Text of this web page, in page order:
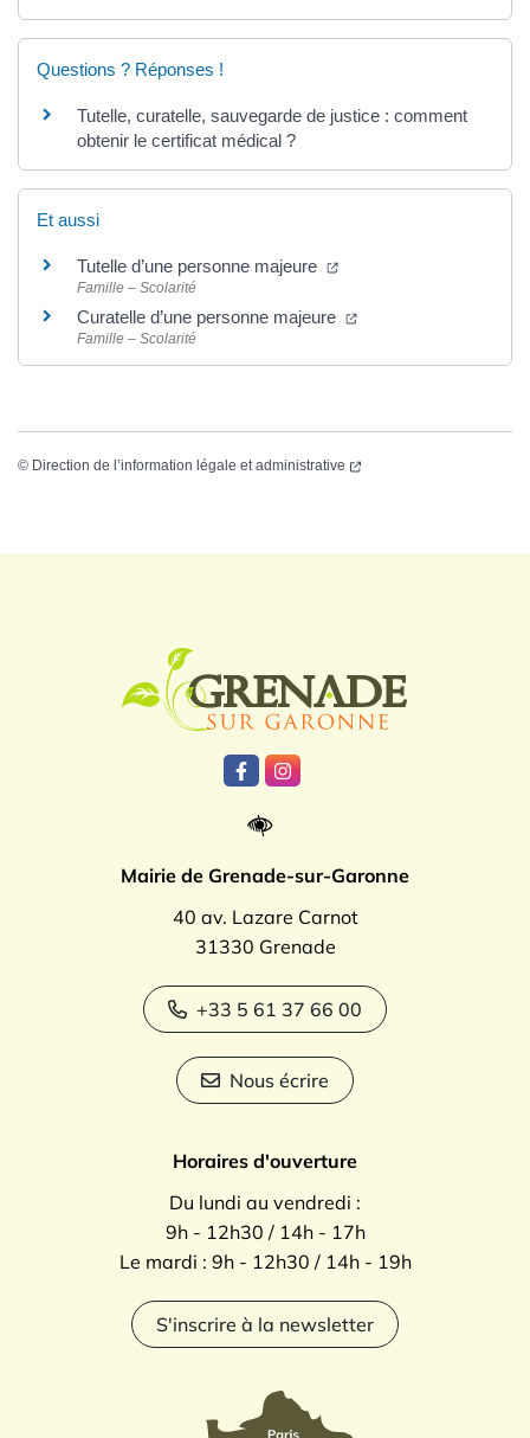
Questions ? Réponses !
Tutelle, curatelle, sauvegarde de justice : comment
obtenir le certificat médical ?
Et aussi
Tutelle d’une personne majeure
Famille – Scolarité
Curatelle d’une personne majeure
Famille – Scolarité
© Direction de l’information légale et administrative
Lien vers le compte Facebook
Lien vers le compte
Mairie de Grenade-sur-Garonne
40 av. Lazare Carnot
31330 Grenade
+33 5 61 37 66 00
Nous écrire
Horaires d'ouverture
Du lundi au vendredi :
9h - 12h30 / 14h - 17h
Le mardi : 9h - 12h30 / 14h - 19h
S'inscrire à la newsletter